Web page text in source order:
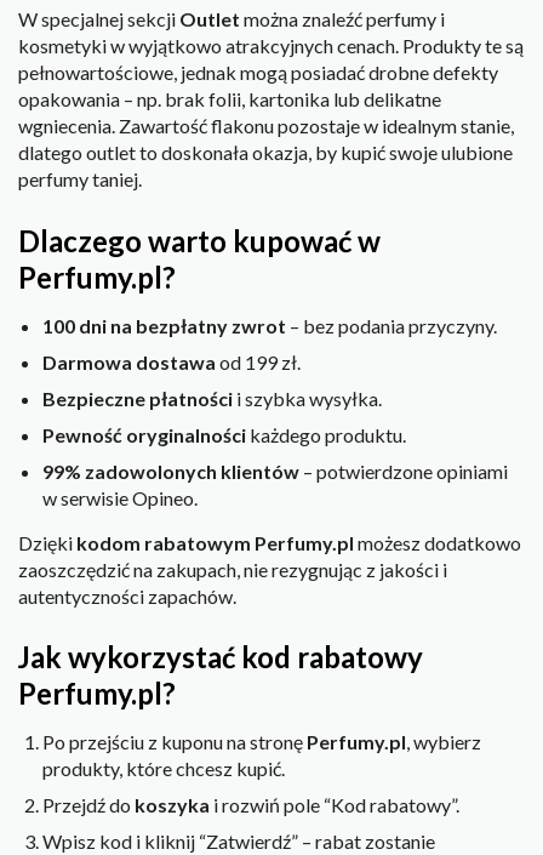
W specjalnej sekcji Outlet można znaleźć perfumy i
kosmetyki w wyjątkowo atrakcyjnych cenach. Produkty te są
pełnowartościowe, jednak mogą posiadać drobne defekty
opakowania – np. brak folii, kartonika lub delikatne
wgniecenia. Zawartość flakonu pozostaje w idealnym stanie,
dlatego outlet to doskonała okazja, by kupić swoje ulubione
perfumy taniej.
Dlaczego warto kupować w
Perfumy.pl?
100 dni na bezpłatny zwrot – bez podania przyczyny.
Darmowa dostawa od 199 zł.
Bezpieczne płatności i szybka wysyłka.
Pewność oryginalności każdego produktu.
99% zadowolonych klientów – potwierdzone opiniami
w serwisie Opineo.
Dzięki kodom rabatowym Perfumy.pl możesz dodatkowo
zaoszczędzić na zakupach, nie rezygnując z jakości i
autentyczności zapachów.
Jak wykorzystać kod rabatowy
Perfumy.pl?
Po przejściu z kuponu na stronę Perfumy.pl, wybierz
produkty, które chcesz kupić.
Przejdź do koszyka i rozwiń pole “Kod rabatowy”.
Wpisz kod i kliknij “Zatwierdź” – rabat zostanie